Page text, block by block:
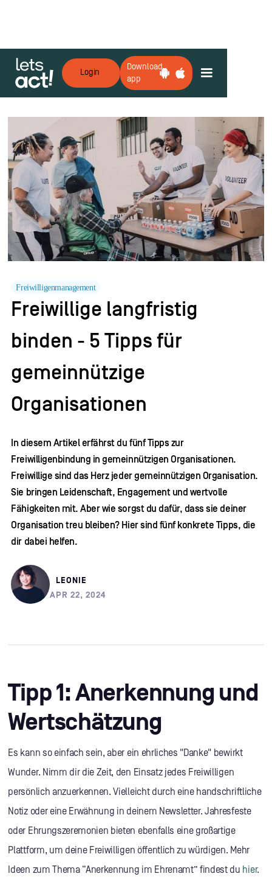
Login
Download
app
Zurück
Freiwilligenmanagement
Freiwillige langfristig
binden - 5 Tipps für
gemeinnützige
Organisationen
In diesem Artikel erfährst du fünf Tipps zur
Freiwilligenbindung in gemeinnützigen Organisationen.
Freiwillige sind das Herz jeder gemeinnützigen Organisation.
Sie bringen Leidenschaft, Engagement und wertvolle
Fähigkeiten mit. Aber wie sorgst du dafür, dass sie deiner
Organisation treu bleiben? Hier sind fünf konkrete Tipps, die
dir dabei helfen.
LEONIE
APR 22, 2024
Tipp 1: Anerkennung und
Wertschätzung
Es kann so einfach sein, aber ein ehrliches "Danke" bewirkt
Wunder. Nimm dir die Zeit, den Einsatz jedes Freiwilligen
persönlich anzuerkennen. Vielleicht durch eine handschriftliche
Notiz oder eine Erwähnung in deinem Newsletter. Jahresfeste
oder Ehrungszeremonien bieten ebenfalls eine großartige
Plattform, um deine Freiwilligen öffentlich zu würdigen. Mehr
Ideen zum Thema “Anerkennung im Ehrenamt” findest du hier.